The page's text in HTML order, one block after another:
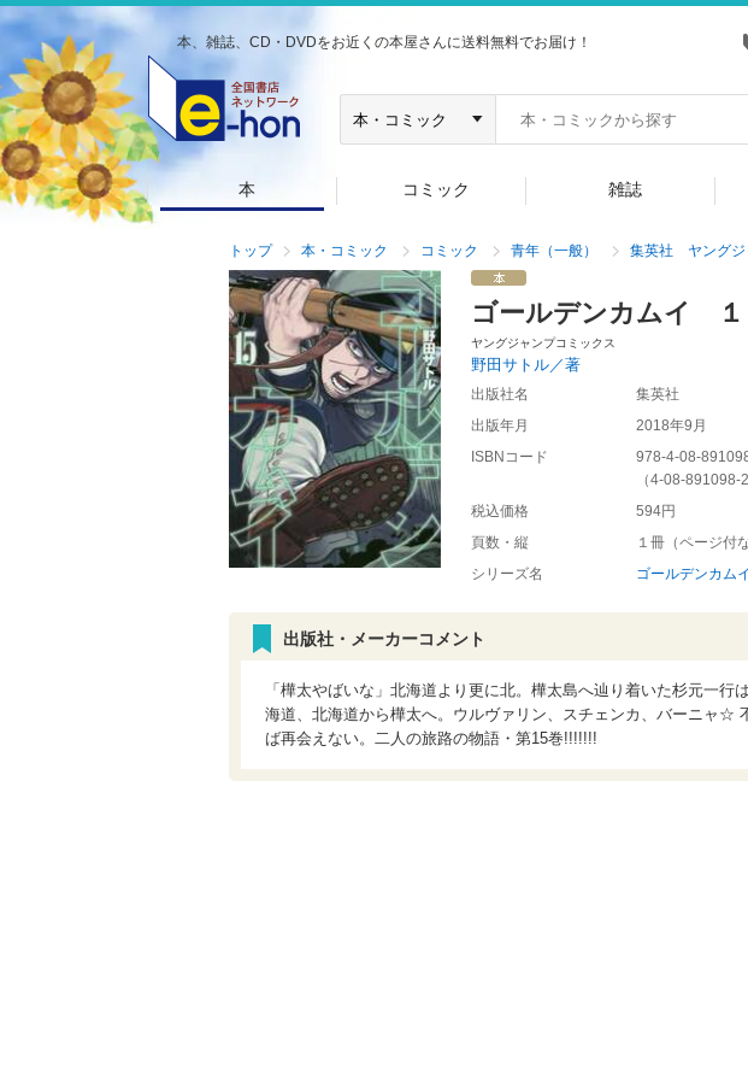
本、雑誌、CD・DVDをお近くの本屋さんに送料無料でお届け！
本 コミック 雑誌
トップ 本・コミック コミック 青年（一般） 集英社 ヤングジ
ゴールデンカムイ １
ヤングジャンプコミックス
野田サトル／著
出版社名
集英社
出版年月
2018年9月
ISBNコード
978-4-08-
（4-08-891098-2
税込価格
594円
頁数・縦
１冊（ページ付
シリーズ名
ゴールデンカムイ
出版社・メーカーコメント
「樺太やばいな」北海道より更に北。樺太島へ辿り着いた杉元一
海道、北海道から樺太へ。ウルヴァリン、スチェンカ、バーニャ☆
ば再会えない。二人の旅路の物語・第15巻!!!!!!!